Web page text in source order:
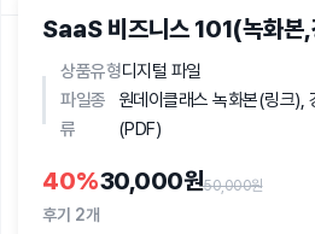
SaaS 비즈니스 101(녹화본
상품유형디지털 파일
파일종
류
원데이클래스 녹화본(링크),
(PDF)
40%30,000원50,000원
후기 2개